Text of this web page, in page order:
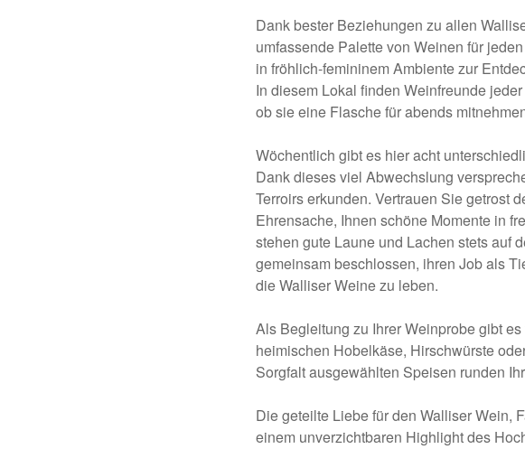
Dank bester Beziehungen zu allen
umfassende Palette von Weinen für
in fröhlich-femininem Ambiente zur
In diesem Lokal finden Weinfreunde
ob sie eine Flasche für abends
Wöchentlich gibt es hier acht
Dank dieses viel Abwechslung
Terroirs erkunden. Vertrauen Sie getrost
Ehrensache, Ihnen schöne Momente in
stehen gute Laune und Lachen stets auf
gemeinsam beschlossen, ihren Job als
die Walliser Weine zu leben.
Als Begleitung zu Ihrer Weinprobe gibt
heimischen Hobelkäse, Hirschwürste
Sorgfalt ausgewählten Speisen runden
Die geteilte Liebe für den Walliser Wein,
einem unverzichtbaren Highlight des